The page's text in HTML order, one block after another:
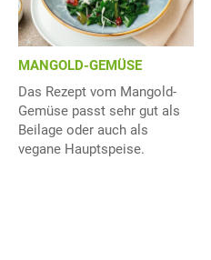
MANGOLD-GEMÜSE
Das Rezept vom Mangold-
Gemüse passt sehr gut als
Beilage oder auch als
vegane Hauptspeise.